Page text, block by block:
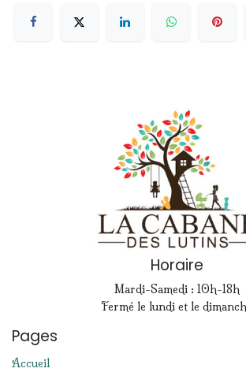
Horaire
Mardi-Samedi : 10h-18h
Fermé le lundi et le
Pages
Accueil